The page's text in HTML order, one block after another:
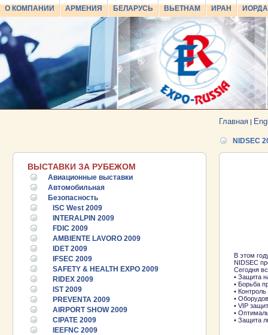
О КОМПАНИИ АРМЕНИЯ БЕЛАРУСЬ ВЬЕТНАМ ИРАН
Главная |
ВЫСТАВКИ ЗА РУБЕЖОМ
Авиационные выставки
Автомобильная
Безопасность
ISC West 2009
INTERALPIN 2009
FDIC 2009
AMBIENTE LAVORO 2009
IDET 2009
IFSEC 2009
SAFETY & HEALTH EXPO 2009
RIDEX 2009
IST 2009
PREVENTA 2009
AIRPORT SHOW 2009
CIPATE 2009
IEEFNC 2009
NIDSEC
В этом
NIDSEC
Сегодня
• Защита
• Борьба
•
•
• VIP
•
• Защита